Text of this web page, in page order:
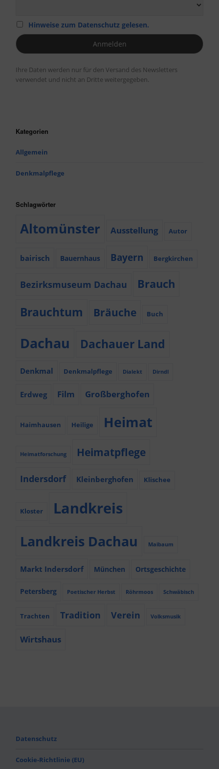
Hinweise zum Datenschutz gelesen.
Ihre Daten werden nur für den Versand des Newsletters
verwendet und nicht an Dritte weitergegeben.
Kategorien
Allgemein
Denkmalpflege
Schlagwörter
Altomünster Ausstellung Autor
bairisch Bauernhaus Bayern Bergkirchen
Bezirksmuseum Dachau Brauch
Brauchtum Bräuche Buch
Dachau Dachauer Land
Denkmal Denkmalpflege Dialekt Dirndl
Erdweg Film Großberghofen
Haimhausen Heilige Heimat
Heimatforschung Heimatpflege
Indersdorf Kleinberghofen Klischee
Kloster Landkreis
Landkreis Dachau Maibaum
Markt Indersdorf München Ortsgeschichte
Petersberg Poetischer Herbst Röhrmoos Schwäbisch
Trachten Tradition Verein Volksmusik
Wirtshaus
Datenschutz
Cookie-Richtlinie (EU)